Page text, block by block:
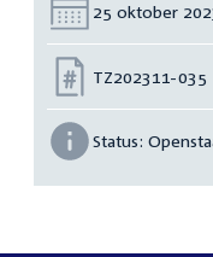
Datum:
25 oktober
Nummer:
TZ202311-035
Status: